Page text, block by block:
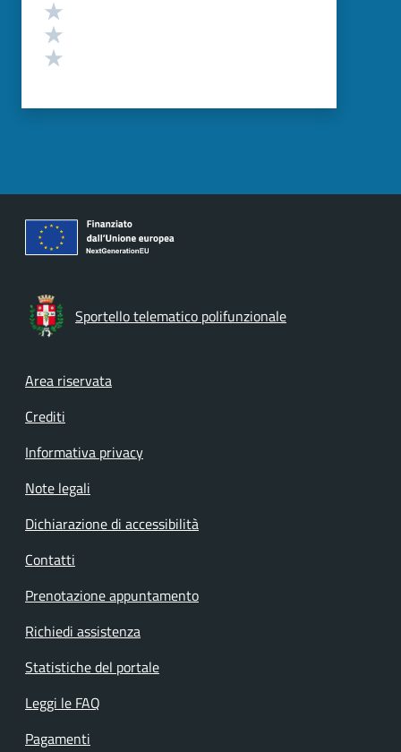
Sportello telematico polifunzionale
Footer menu
Area riservata
Crediti
Informativa privacy
Note legali
Dichiarazione di accessibilità
Contatti
Prenotazione appuntamento
Richiedi assistenza
Statistiche del portale
Leggi le FAQ
Pagamenti